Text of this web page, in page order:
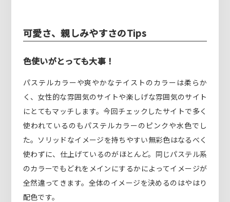
可愛さ、親しみやすさのTips
色使いがとっても大事！
パステルカラーや爽やかなテイストのカラーは柔らか
く、女性的な雰囲気のサイトや楽しげな雰囲気のサイト
にとてもマッチします。今回チェックしたサイトで多く
使われているのもパステルカラーのピンクや水色でし
た。ソリッドなイメージを持ちやすい無彩色はなるべく
使わずに、仕上げているのがほとんど。同じパステル系
のカラーでもどれをメインにするかによってイメージが
全然違ってきます。全体のイメージを決めるのはやはり
配色です。